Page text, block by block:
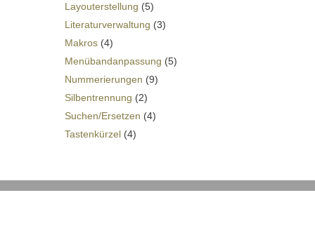
Layouterstellung (5)
Literaturverwaltung (3)
Makros (4)
Menübandanpassung (5)
Nummerierungen (9)
Silbentrennung (2)
Suchen/Ersetzen (4)
Tastenkürzel (4)